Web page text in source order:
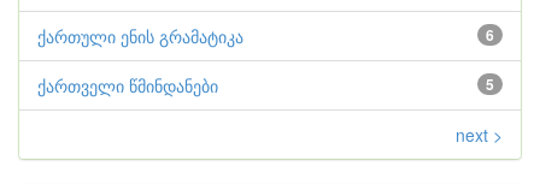
6
ქართული ენის გრამატიკა
5
ქართველი წმინდანები
next >